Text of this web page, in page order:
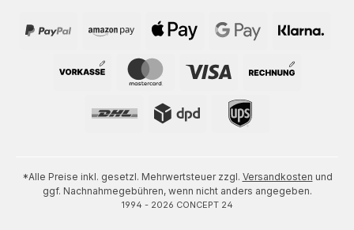
*Alle Preise inkl. gesetzl. Mehrwertsteuer zzgl. Versandkosten und
ggf. Nachnahmegebühren, wenn nicht anders angegeben.
1994 - 2026 CONCEPT 24